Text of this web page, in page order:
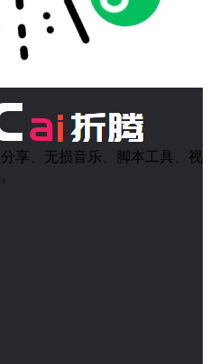
享、无损音乐、脚本工具、视